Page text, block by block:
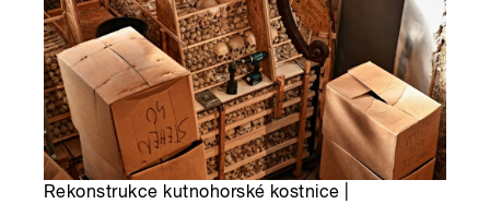
Rekonstrukce kutnohorské kostnice |